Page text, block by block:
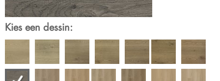
Kies een dessin: